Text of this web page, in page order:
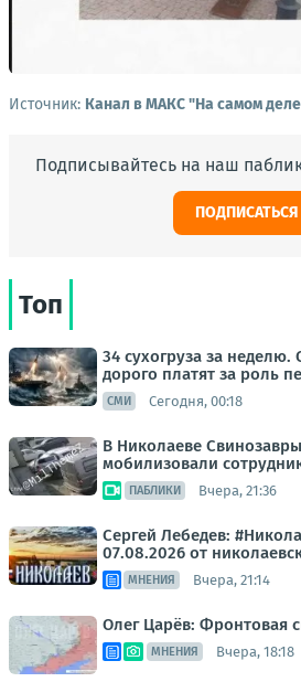
Источник: Канал в МАКС "На самом
Подписывайтесь на наш
ПОДПИСАТЬСЯ
Топ
34 сухогруза за неделю.
дорого платят за роль
СМИ Сегодня, 00:18
В Николаеве
мобилизовали
ПАБЛИКИ Вчера, 21:36
Сергей Лебедев:
07.08.2026 от
МНЕНИЯ Вчера, 21:14
Олег Царёв: Фронтовая
МНЕНИЯ Вчера, 18:18